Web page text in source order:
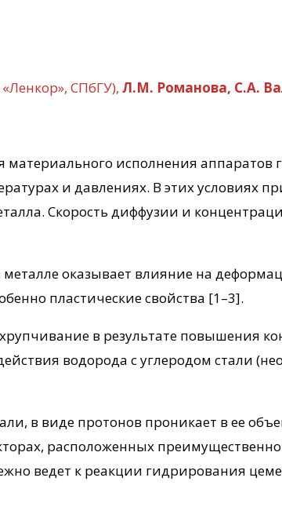
СПбГУ), Л.М. Романова, С.А.
исполнения аппаратов
и давлениях. В этих условиях
Скорость диффузии и
оказывает влияние на
пластические свойства [1–3].
в результате повышения
водорода с углеродом стали
в виде протонов проникает в ее
расположенных
ведет к реакции гидрирования